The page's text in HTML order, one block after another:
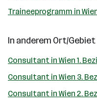
Traineeprogramm in
In anderem Ort/
Consultant in Wien 1.
Consultant in Wien 3.
Consultant in Wien 2.